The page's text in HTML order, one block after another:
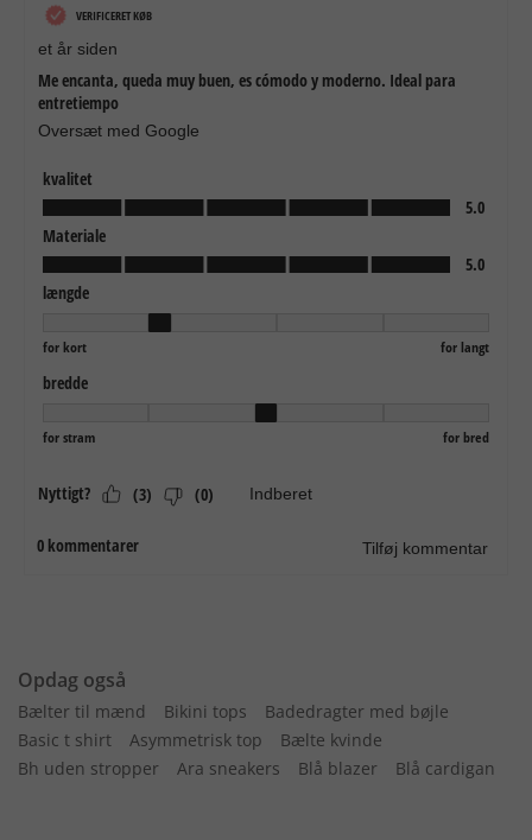
Opdag også
Bælter til mænd Bikini tops
Badedragter med bøjle
Basic t shirt
Asymmetrisk top
Bælte kvinde
Bh uden stropper
Ara sneakers Blå blazer Blå cardigan